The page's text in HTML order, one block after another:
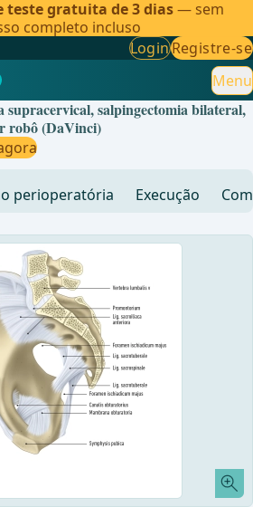
teste gratuita de 3 dias— sem
completo incluso
LoginRegistre-se
Menu
supracervical, salpingectomia bilateral,
robô (DaVinci)
perioperatória Execução